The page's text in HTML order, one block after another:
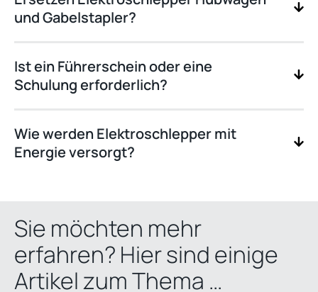
und Gabelstapler?
Ist ein Führerschein oder eine
Schulung erforderlich?
Wie werden Elektroschlepper mit
Energie versorgt?
Sie möchten mehr
erfahren? Hier sind einige
Artikel zum Thema …